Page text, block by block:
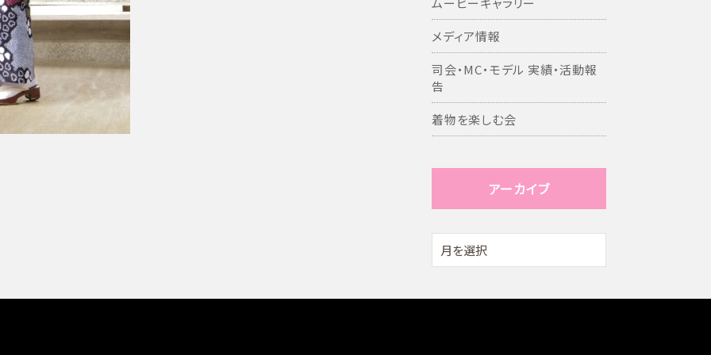
メディア情報
司会・MC・モデル 実績・活動報
告
着物を楽しむ会
アーカイブ
カ